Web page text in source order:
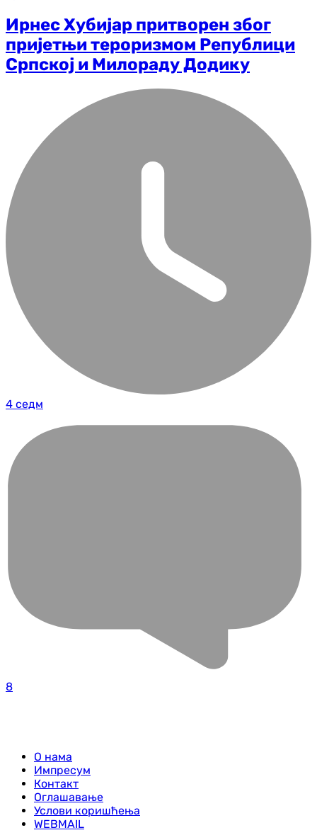
Ирнес Хубијар притворен због
пријетњи тероризмом Републици
Српској и Милораду Додику
4 седм
8
О нама
Импресум
Контакт
Оглашавање
Услови коришћења
WEBMAIL